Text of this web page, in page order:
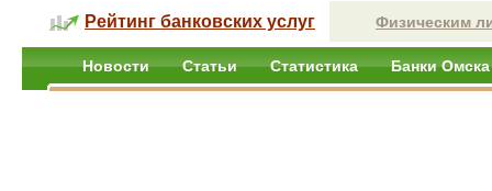
Рейтинг банковских услуг Физическим
Новости Статьи Статистика Банки Омска